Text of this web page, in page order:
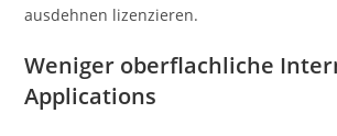
ausdehnen lizenzieren.
Weniger oberflachliche
Applications